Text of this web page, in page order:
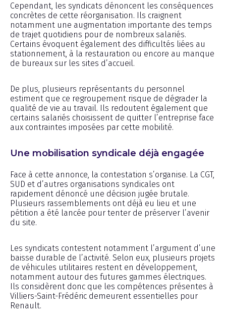
Cependant, les syndicats dénoncent les conséquences
concrètes de cette réorganisation. Ils craignent
notamment une augmentation importante des temps
de trajet quotidiens pour de nombreux salariés.
Certains évoquent également des difficultés liées au
stationnement, à la restauration ou encore au manque
de bureaux sur les sites d’accueil.
De plus, plusieurs représentants du personnel
estiment que ce regroupement risque de dégrader la
qualité de vie au travail. Ils redoutent également que
certains salariés choisissent de quitter l’entreprise face
aux contraintes imposées par cette mobilité.
Une mobilisation syndicale déjà engagée
Face à cette annonce, la contestation s’organise. La CGT,
SUD et d’autres organisations syndicales ont
rapidement dénoncé une décision jugée brutale.
Plusieurs rassemblements ont déjà eu lieu et une
pétition a été lancée pour tenter de préserver l’avenir
du site.
Les syndicats contestent notamment l’argument d’une
baisse durable de l’activité. Selon eux, plusieurs projets
de véhicules utilitaires restent en développement,
notamment autour des futures gammes électriques.
Ils considèrent donc que les compétences présentes à
Villiers-Saint-Frédéric demeurent essentielles pour
Renault.